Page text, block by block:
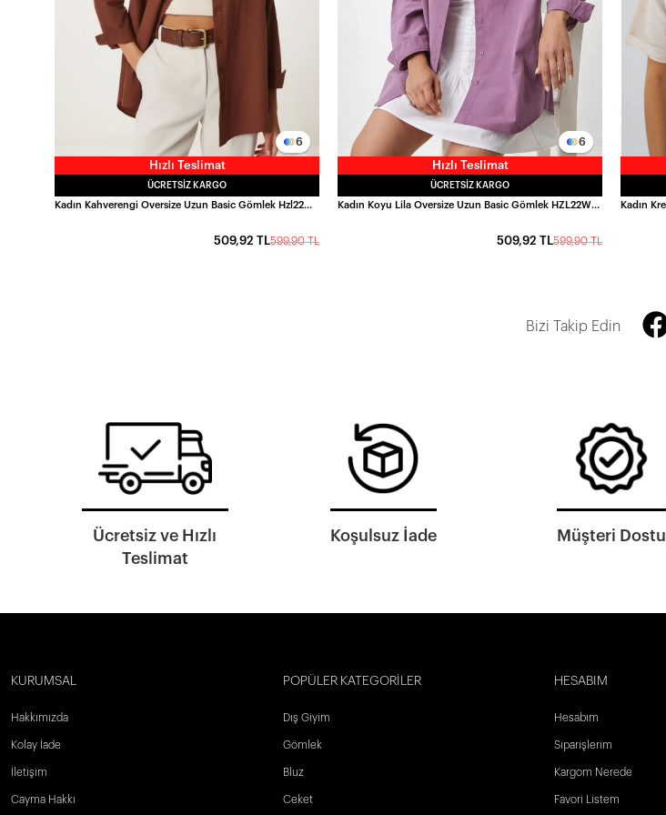
Hızlı Teslimat
6
ÜCRETSIZ KARGO
Kadın Kahverengi Oversize Uzun Basic Gömlek Hzl22w-bd139001
599,90 TL
509,92 TL
Hızlı Teslimat
6
ÜCRETSIZ KARGO
Kadın Koyu Lila Oversize Uzun Basic Gömlek HZL22W-BD139001
599,90 TL
509,92 TL
Bizi Takip Edin
Ücretsiz ve Hızlı
Teslimat
Koşulsuz İade Müşteri Dostu
KURUMSAL
Hakkımızda
Kolay İade
İletişim
Cayma Hakkı
POPÜLER KATEGORİLER
Dış Giyim
Gömlek
Bluz
Ceket
HESABIM
Hesabım
Siparişlerim
Kargom Nerede
Favori Listem